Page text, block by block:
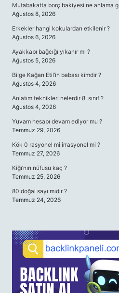
Mutabakatta borç bakiyesi ne anlama
Ağustos 8, 2026
Erkekler hangi kokulardan etkilenir ?
Ağustos 6, 2026
Ayakkabı bağcığı yıkanır mı ?
Ağustos 5, 2026
Bilge Kağan Etil’in babası kimdir ?
Ağustos 4, 2026
Anlatım teknikleri nelerdir 8. sınıf ?
Ağustos 4, 2026
Yuvam hesabı devam ediyor mu ?
Temmuz 29, 2026
Kök 0 rasyonel mi irrasyonel mi ?
Temmuz 27, 2026
Kiğı’nın nüfusu kaç ?
Temmuz 25, 2026
80 doğal sayı mıdır ?
Temmuz 24, 2026